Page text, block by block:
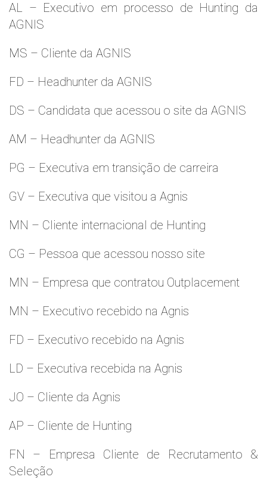
AL – Executivo em processo de Hunting da
AGNIS
MS – Cliente da AGNIS
FD – Headhunter da AGNIS
DS – Candidata que acessou o site da AGNIS
AM – Headhunter da AGNIS
PG – Executiva em transição de carreira
GV – Executiva que visitou a Agnis
MN – Cliente internacional de Hunting
CG – Pessoa que acessou nosso site
MN – Empresa que contratou Outplacement
MN – Executivo recebido na Agnis
FD – Executivo recebido na Agnis
LD – Executiva recebida na Agnis
JO – Cliente da Agnis
AP – Cliente de Hunting
FN – Empresa Cliente de Recrutamento &
Seleção